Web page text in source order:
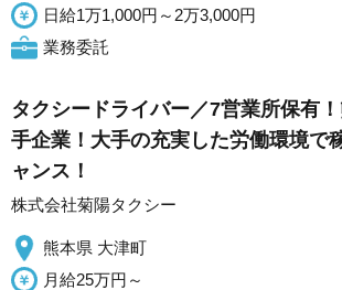
日給1万1,000円～2万3,000円
業務委託
タクシードライバー／7営業所保有
手企業！大手の充実した労働環境で
ャンス！
株式会社菊陽タクシー
熊本県 大津町
月給25万円～